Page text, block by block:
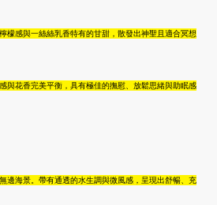
檬感與一絲絲乳香特有的甘甜，散發出神聖且適合冥想
與花香完美平衡，具有極佳的撫慰、放鬆思緒與助眠感
邊海景。帶有通透的水生調與微風感，呈現出舒暢、充